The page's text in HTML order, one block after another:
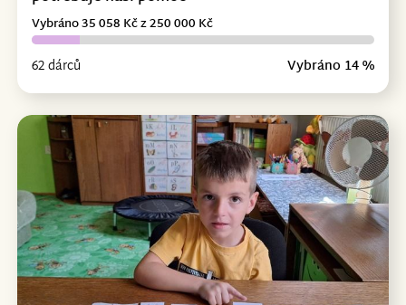
62 dárců Vybráno 14 %
Vybráno 35 058 Kč z 250 000 Kč